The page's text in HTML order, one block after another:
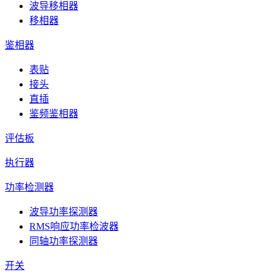
波导移相器
移相器
鉴相器
表贴
接头
直插
鉴频鉴相器
评估板
执行器
功率检测器
波导功率探测器
RMS响应功率检波器
同轴功率探测器
开关